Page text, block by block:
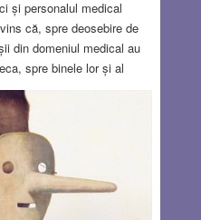
și personalul medical
că, spre deosebire de
din domeniul medical au
spre binele lor și al
în mare măsură de
medical. Însă, pentru a
în primul rând să
la minciunile medicale.
medicale este
la câteva întrebări…